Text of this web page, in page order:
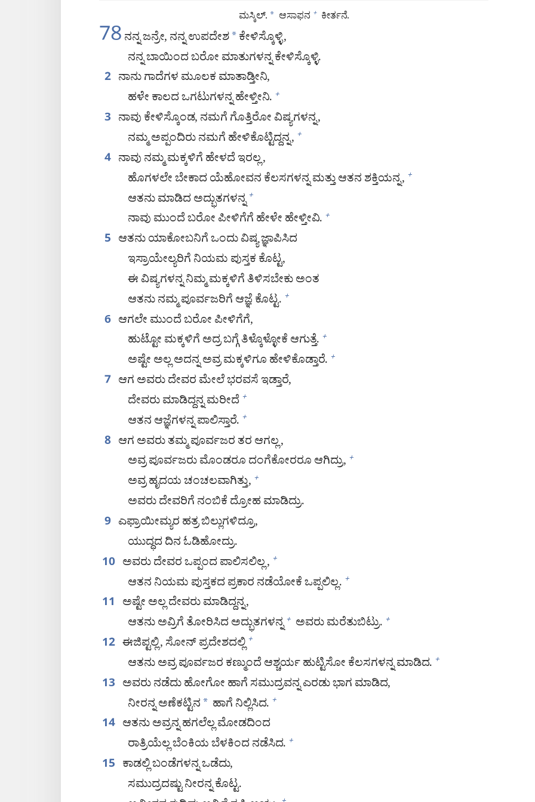
ಮಸ್ಕಿಲ್‌. * ಆಸಾಫನ + ಕೀರ್ತನೆ.
78ನನ್ನ ಜನ್ರೇ, ನನ್ನ ಉಪದೇಶ* ಕೇಳಿಸ್ಕೊಳ್ಳಿ,
ನನ್ನ ಬಾಯಿಂದ ಬರೋ ಮಾತುಗಳನ್ನ ಕೇಳಿಸ್ಕೊಳ್ಳಿ.
2 ನಾನು ಗಾದೆಗಳ ಮೂಲಕ ಮಾತಾಡ್ತೀನಿ,
ಹಳೇ ಕಾಲದ ಒಗಟುಗಳನ್ನ ಹೇಳ್ತೀನಿ. +
3 ನಾವು ಕೇಳಿಸ್ಕೊಂಡ, ನಮಗೆ ಗೊತ್ತಿರೋ ವಿಷ್ಯಗಳನ್ನ,
ನಮ್ಮ ಅಪ್ಪಂದಿರು ನಮಗೆ ಹೇಳಿಕೊಟ್ಟಿದ್ದನ್ನ, +
4 ನಾವು ನಮ್ಮ ಮಕ್ಕಳಿಗೆ ಹೇಳದೆ ಇರಲ್ಲ,
ಹೊಗಳಲೇ ಬೇಕಾದ ಯೆಹೋವನ ಕೆಲಸಗಳನ್ನ ಮತ್ತು ಆತನ ಶಕ್ತಿಯನ್ನ, +
ಆತನು ಮಾಡಿದ ಅದ್ಭುತಗಳನ್ನ +
ನಾವು ಮುಂದೆ ಬರೋ ಪೀಳಿಗೆಗೆ ಹೇಳೇ ಹೇಳ್ತೀವಿ. +
5 ಆತನು ಯಾಕೋಬನಿಗೆ ಒಂದು ವಿಷ್ಯ ಜ್ಞಾಪಿಸಿದ
ಇಸ್ರಾಯೇಲ್ಯರಿಗೆ ನಿಯಮ ಪುಸ್ತಕ ಕೊಟ್ಟ,
ಈ ವಿಷ್ಯಗಳನ್ನ ನಿಮ್ಮ ಮಕ್ಕಳಿಗೆ ತಿಳಿಸಬೇಕು ಅಂತ
ಆತನು ನಮ್ಮ ಪೂರ್ವಜರಿಗೆ ಆಜ್ಞೆ ಕೊಟ್ಟ. +
6 ಆಗಲೇ ಮುಂದೆ ಬರೋ ಪೀಳಿಗೆಗೆ,
ಹುಟ್ಟೋ ಮಕ್ಕಳಿಗೆ ಅದ್ರ ಬಗ್ಗೆ ತಿಳ್ಕೊಳ್ಳೋಕೆ ಆಗುತ್ತೆ. +
ಅಷ್ಟೇ ಅಲ್ಲ ಅದನ್ನ ಅವ್ರ ಮಕ್ಕಳಿಗೂ ಹೇಳಿಕೊಡ್ತಾರೆ. +
7 ಆಗ ಅವರು ದೇವರ ಮೇಲೆ ಭರವಸೆ ಇಡ್ತಾರೆ,
ದೇವರು ಮಾಡಿದ್ದನ್ನ ಮರೀದೆ +
ಆತನ ಆಜ್ಞೆಗಳನ್ನ ಪಾಲಿಸ್ತಾರೆ. +
8 ಆಗ ಅವರು ತಮ್ಮ ಪೂರ್ವಜರ ತರ ಆಗಲ್ಲ,
ಅವ್ರ ಪೂರ್ವಜರು ಮೊಂಡರೂ ದಂಗೆಕೋರರೂ ಆಗಿದ್ರು, +
ಅವ್ರ ಹೃದಯ ಚಂಚಲವಾಗಿತ್ತು, +
ಅವರು ದೇವರಿಗೆ ನಂಬಿಕೆ ದ್ರೋಹ ಮಾಡಿದ್ರು.
9 ಎಫ್ರಾಯೀಮ್ಯರ ಹತ್ರ ಬಿಲ್ಲುಗಳಿದ್ರೂ,
ಯುದ್ಧದ ದಿನ ಓಡಿಹೋದ್ರು.
10 ಅವರು ದೇವರ ಒಪ್ಪಂದ ಪಾಲಿಸಲಿಲ್ಲ, +
ಆತನ ನಿಯಮ ಪುಸ್ತಕದ ಪ್ರಕಾರ ನಡೆಯೋಕೆ ಒಪ್ಪಲಿಲ್ಲ. +
11
ಅಷ್ಟೇ ಅಲ್ಲ ದೇವರು ಮಾಡಿದ್ದನ್ನ,
ಆತನು ಅವ್ರಿಗೆ ತೋರಿಸಿದ ಅದ್ಭುತಗಳನ್ನ + ಅವರು ಮರೆತುಬಿಟ್ರು. +
12 ಈಜಿಪ್ಟಲ್ಲಿ, ಸೋನ್‌ ಪ್ರದೇಶದಲ್ಲಿ +
ಆತನು ಅವ್ರ ಪೂರ್ವಜರ ಕಣ್ಮುಂದೆ ಆಶ್ಚರ್ಯ ಹುಟ್ಟಿಸೋ ಕೆಲಸಗಳನ್ನ ಮಾಡಿದ. +
13 ಅವರು ನಡೆದು ಹೋಗೋ ಹಾಗೆ ಸಮುದ್ರವನ್ನ ಎರಡು ಭಾಗ ಮಾಡಿದ,
ನೀರನ್ನ ಅಣೆಕಟ್ಟಿನ * ಹಾಗೆ ನಿಲ್ಲಿಸಿದ. +
14 ಆತನು ಅವ್ರನ್ನ ಹಗಲೆಲ್ಲ ಮೋಡದಿಂದ
ರಾತ್ರಿಯೆಲ್ಲ ಬೆಂಕಿಯ ಬೆಳಕಿಂದ ನಡೆಸಿದ. +
15 ಕಾಡಲ್ಲಿ ಬಂಡೆಗಳನ್ನ ಒಡೆದು,
ಸಮುದ್ರದಷ್ಟು ನೀರನ್ನ ಕೊಟ್ಟ.